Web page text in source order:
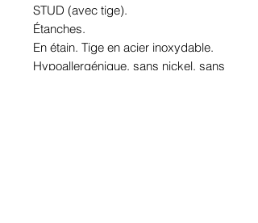
STUD (avec tige).
Étanches.
En étain. Tige en acier inoxydable.
Hypoallergénique, sans nickel, sans